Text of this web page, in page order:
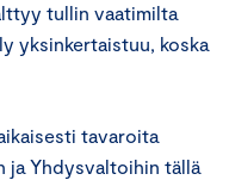
tullin vaatimilta
yksinkertaistuu, koska
tavaroita
ja Yhdysvaltoihin tällä